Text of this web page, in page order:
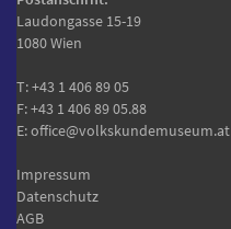
Laudongasse 15-19
1080 Wien
T:+43 1 406 89 05
F: +43 1 406 89 05.88
E:office@volkskundemuseum.at
Impressum
Datenschutz
AGB